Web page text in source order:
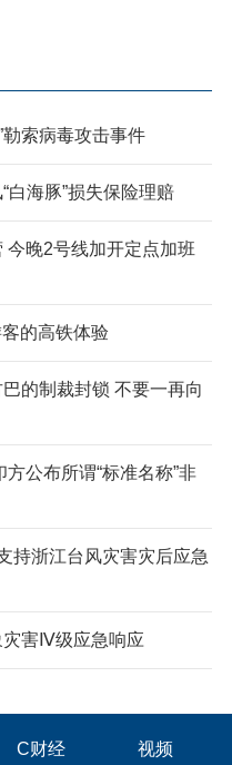
勒索病毒攻击事件
白海豚”损失保险理赔
今晚2号线加开定点加班
的高铁体验
的制裁封锁 不要一再向
公布所谓“标准名称”非
持浙江台风灾害灾后应急
灾害Ⅳ级应急响应
C财经 视频